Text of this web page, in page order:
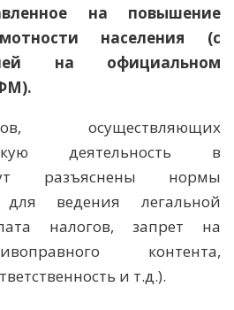
на повышение
населения (с
на официальном
осуществляющих
деятельность в
разъяснены нормы
для ведения легальной
налогов, запрет на
контента,
и т.д.).